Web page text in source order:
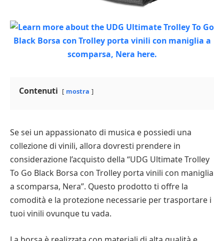
Contenuti mostra
Se sei un appassionato di musica e possiedi una
collezione di vinili, allora dovresti prendere in
considerazione l’acquisto della “UDG Ultimate Trolley
To Go Black Borsa con Trolley porta vinili con maniglia
a scomparsa, Nera”. Questo prodotto ti offre la
comodità e la protezione necessarie per trasportare i
tuoi vinili ovunque tu vada.